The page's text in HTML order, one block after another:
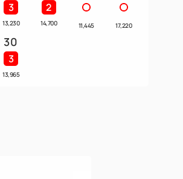
用前の額となります。
額は変わりませんが、チェックイン時
3
13,230
2
14,700 11,445 17,220
30
3
13,965